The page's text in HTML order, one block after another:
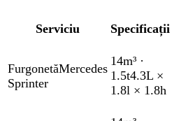
Serviciu Specificații
FurgonetăMercedes
Sprinter
14m³ ·
1.5t4.3L ×
1.8l × 1.8h